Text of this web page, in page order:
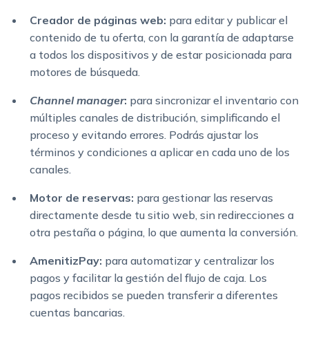
Creador de páginas web: para editar y publicar el
contenido de tu oferta, con la garantía de adaptarse
a todos los dispositivos y de estar posicionada para
motores de búsqueda.
Channel manager: para sincronizar el inventario con
múltiples canales de distribución, simplificando el
proceso y evitando errores. Podrás ajustar los
términos y condiciones a aplicar en cada uno de los
canales.
Motor de reservas: para gestionar las reservas
directamente desde tu sitio web, sin redirecciones a
otra pestaña o página, lo que aumenta la conversión.
AmenitizPay: para automatizar y centralizar los
pagos y facilitar la gestión del flujo de caja. Los
pagos recibidos se pueden transferir a diferentes
cuentas bancarias.